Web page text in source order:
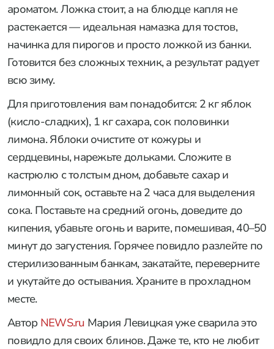
ароматом. Ложка стоит, а на блюдце капля не
растекается — идеальная намазка для тостов,
начинка для пирогов и просто ложкой из банки.
Готовится без сложных техник, а результат радует
всю зиму.
Для приготовления вам понадобится: 2 кг яблок
(кисло-сладких), 1 кг сахара, сок половинки
лимона. Яблоки очистите от кожуры и
сердцевины, нарежьте дольками. Сложите в
кастрюлю с толстым дном, добавьте сахар и
лимонный сок, оставьте на 2 часа для выделения
сока. Поставьте на средний огонь, доведите до
кипения, убавьте огонь и варите, помешивая, 40–50
минут до загустения. Горячее повидло разлейте по
стерилизованным банкам, закатайте, переверните
и укутайте до остывания. Храните в прохладном
месте.
Автор NEWS.ru Мария Левицкая уже сварила это
повидло для своих блинов. Даже те, кто не любит